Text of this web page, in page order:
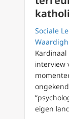
Sociale
interview
eigen